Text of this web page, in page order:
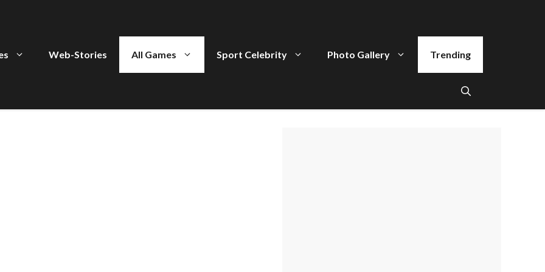
Web-Stories All Games Sport Celebrity Photo Gallery Trending